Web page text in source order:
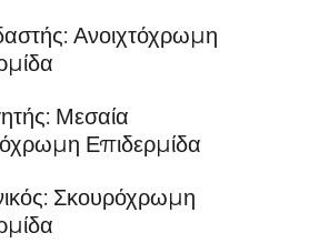
Ανοιχτόχρωμη
Μεσαία
Επιδερμίδα
Σκουρόχρωμη